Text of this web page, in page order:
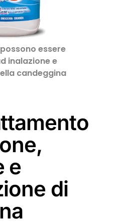
essere
inalazione e
candeggina
e
di